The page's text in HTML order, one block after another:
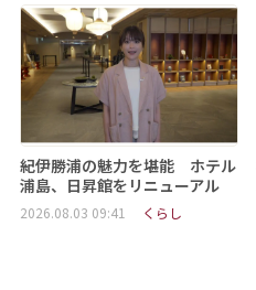
紀伊勝浦の魅力を堪能 ホテル
浦島、日昇館をリニューアル
2026.08.03 09:41 くらし